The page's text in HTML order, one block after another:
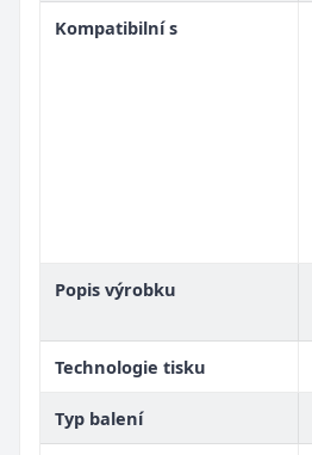
Kompatibilní s
Popis výrobku
Technologie tisku
Typ balení